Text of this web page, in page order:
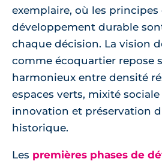
exemplaire, où les principes
développement durable
chaque décision. La vision
comme écoquartier repose
harmonieux entre densité
espaces verts, mixité
innovation et préservation
historique.
Les premières phases de